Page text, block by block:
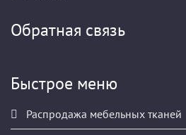
Обратная связь
Быстрое меню
Распродажа мебельных тканей